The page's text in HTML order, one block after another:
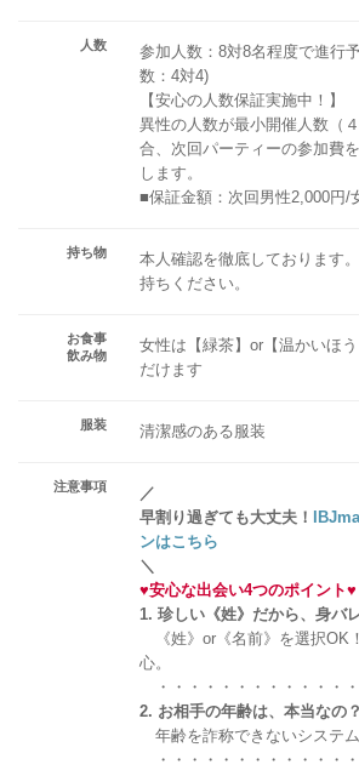
人数
参加人数：8対8名程度で進行
数：4対4)
【安心の人数保証実施中！】
異性の人数が最小開催人数（
合、次回パーティーの参加費
します。
■保証金額：次回男性2,000円/
持ち物
本人確認を徹底しております
持ちください。
お食事
飲み物
女性は【緑茶】or【温かいほ
だけます
服装 清潔感のある服装
注意事項
／
早割り過ぎても大丈夫！
ンはこちら
＼
♥安心な出会い4つのポイント♥
1. 珍しい《姓》だから、身バ
《姓》or《名前》を選択OK
心。
・・・・・・・・・・・・・
2. お相手の年齢は、本当なの？
年齢を詐称できないシステム
・・・・・・・・・・・・・